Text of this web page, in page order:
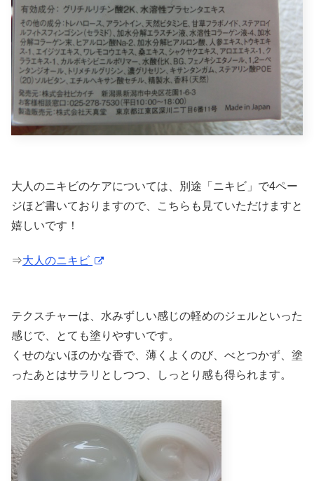
大人のニキビのケアについては、別途「ニキビ」で4ペー
ジほど書いておりますので、こちらも見ていただけますと
嬉しいです！
⇒大人のニキビ
テクスチャーは、水みずしい感じの軽めのジェルといった
感じで、とても塗りやすいです。
くせのないほのかな香で、薄くよくのび、べとつかず、塗
ったあとはサラリとしつつ、しっとり感も得られます。